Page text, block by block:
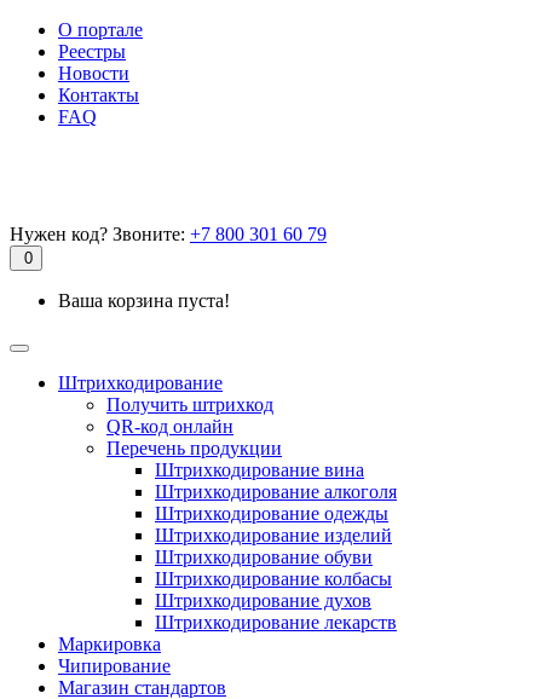
О портале
Реестры
Новости
Контакты
FAQ
Нужен код? Звоните: +7 800 301 60 79
0
Ваша корзина пуста!
Штрихкодирование
Получить штрихкод
QR-код онлайн
Перечень продукции
Штрихкодирование вина
Штрихкодирование алкоголя
Штрихкодирование одежды
Штрихкодирование изделий
Штрихкодирование обуви
Штрихкодирование колбасы
Штрихкодирование духов
Штрихкодирование лекарств
Маркировка
Чипирование
Магазин стандартов